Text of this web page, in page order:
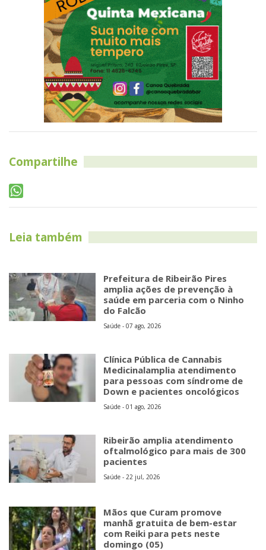
Compartilhe
Leia também
Prefeitura de Ribeirão Pires
amplia ações de prevenção à
saúde em parceria com o Ninho
do Falcão
Saúde - 07 ago, 2026
Clínica Pública de Cannabis
Medicinalamplia atendimento
para pessoas com síndrome de
Down e pacientes oncológicos
Saúde - 01 ago, 2026
Ribeirão amplia atendimento
oftalmológico para mais de 300
pacientes
Saúde - 22 jul, 2026
Mãos que Curam promove
manhã gratuita de bem-estar
com Reiki para pets neste
domingo (05)